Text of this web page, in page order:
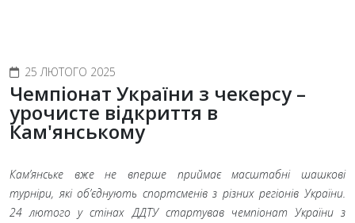
25 ЛЮТОГО 2025
Чемпіонат України з чекерсу –
урочисте відкриття в
Кам'янському
Кам’янське вже не вперше приймає масштабні шашкові
турніри, які об’єднують спортсменів з різних регіонів України.
24 лютого у стінах ДДТУ стартував чемпіонат України з